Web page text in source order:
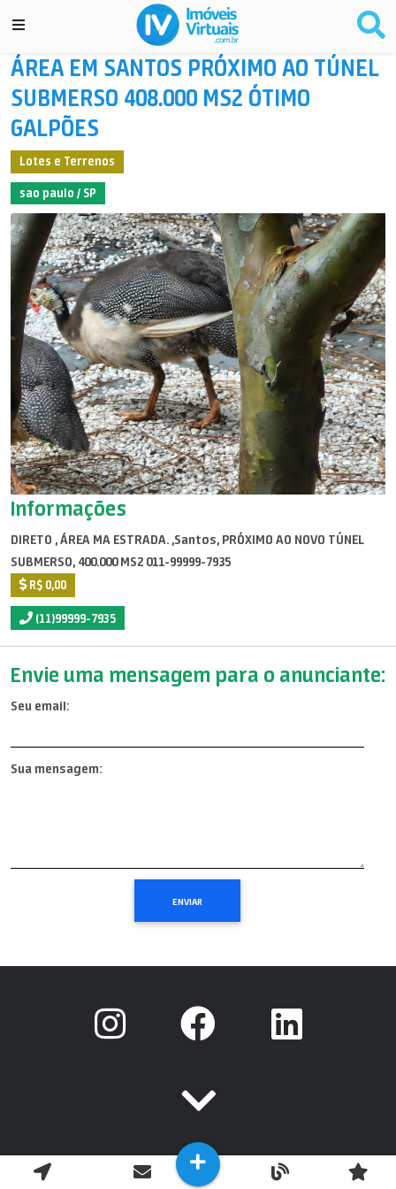
ÁREA EM SANTOS PRÓXIMO AO TÚNEL
SUBMERSO 408.000 MS2 ÓTIMO
GALPÕES
Lotes e Terrenos
sao paulo / SP
Informações
DIRETO , ÁREA MA ESTRADA. ,Santos, PRÓXIMO AO NOVO TÚNEL
SUBMERSO, 400.000 MS2 011-99999-7935
R$ 0,00
(11)99999-7935
Envie uma mensagem para o anunciante:
Seu email:
Sua mensagem: